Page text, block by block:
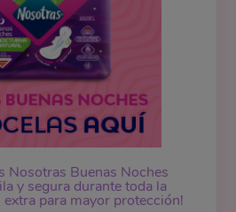
Nosotras Buenas Noches
y segura durante toda la
extra para mayor protección!